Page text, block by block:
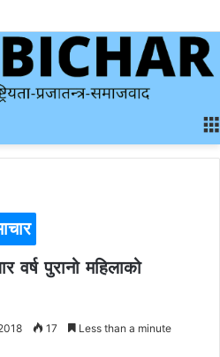
पुरानो महिलाको
17 Less than a minute